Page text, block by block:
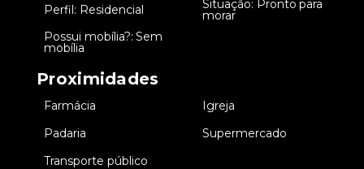
Perfil: Residencial Situação: Pronto para
morar
Possui mobília?: Sem
mobília
Proximidades
Farmácia
Igreja
Padaria
Supermercado
Transporte público